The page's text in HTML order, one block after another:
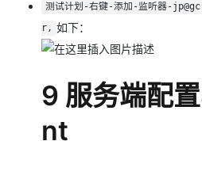
测试计划-右键-添加-监听器-
r, 如下：
9 服务端配
nt